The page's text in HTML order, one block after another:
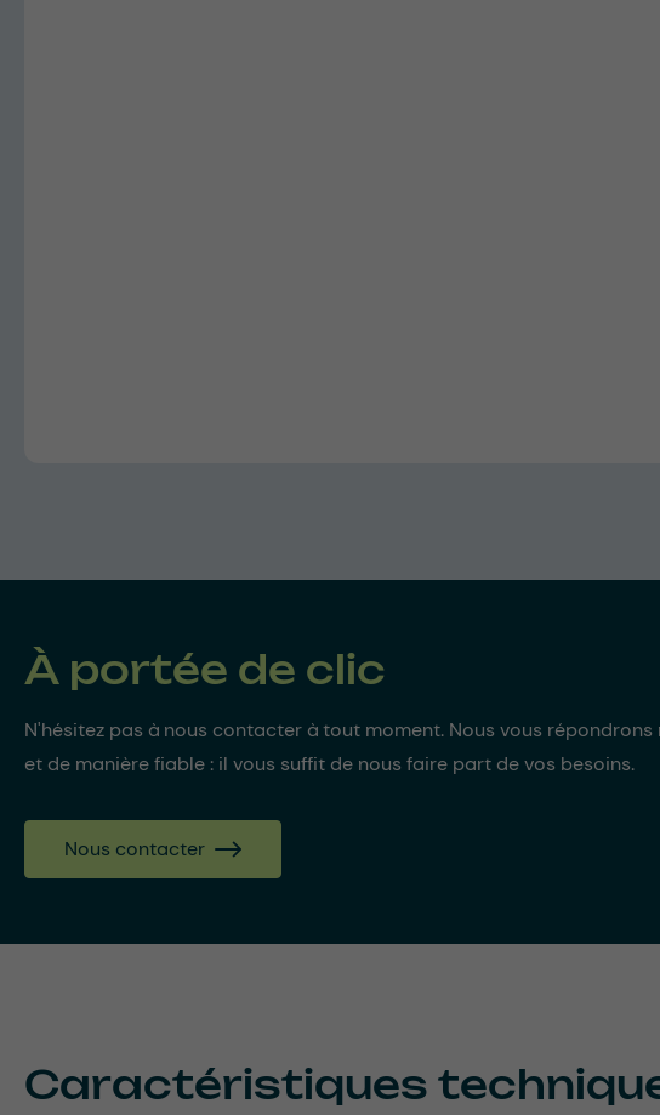
À portée de clic
N'hésitez pas à nous contacter à tout moment. Nous vous
et de manière fiable : il vous suffit de nous faire part de vos besoins.
Nous contacter
Caractéristiques